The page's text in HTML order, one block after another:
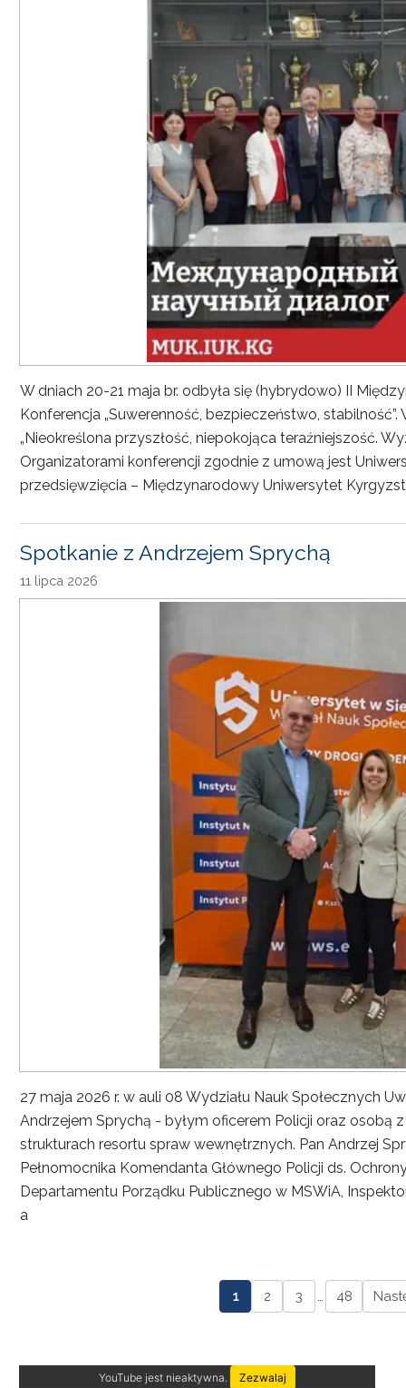
W dniach 20-21 maja br. odbyła się (hybrydowo) II
Konferencja „Suwerenność, bezpieczeństwo,
„Nieokreślona przyszłość, niepokojąca teraźniejszość.
Organizatorami konferencji zgodnie z umową jest
przedsięwzięcia – Międzynarodowy Uniwersytet
Spotkanie z Andrzejem Sprychą
11 lipca 2026
27 maja 2026 r. w auli 08 Wydziału Nauk Społecznych
Andrzejem Sprychą - byłym oficerem Policji oraz osobą
strukturach resortu spraw wewnętrznych. Pan Andrzej
Pełnomocnika Komendanta Głównego Policji ds.
Departamentu Porządku Publicznego w MSWiA,
a
1 2 3 … 48
YouTube jest nieaktywna. Zezwalaj